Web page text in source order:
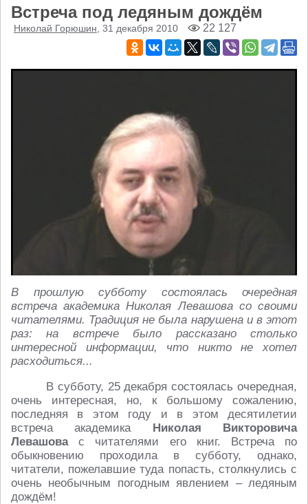
Встреча под ледяным дождём
Николай Горюшин , 31 декабря 2010 22 127
В прошлую субботу состоялась очередная
встреча академика Николая Левашова со своими
читателями. Традиция не была нарушена и в этот
раз: на встрече было рассказано столько
интересной информации, что никто не хотел
расходиться...
В субботу, 25 декабря состоялась очередная,
очень интересная, но, к большому сожалению,
последняя в этом году и в этом десятилетии
встреча академика Николая Викторовича
Левашовас читателями его книг. Встреча по
обыкновению проходила в субботу, однако,
читатели, пожелавшие туда попасть, столкнулись с
очень необычным погодным явлением – ледяным
дождём!